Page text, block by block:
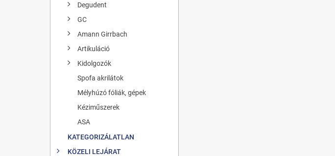
Degudent
GC
Amann Girrbach
Artikuláció
Kidolgozók
Spofa akrilátok
Mélyhúzó fóliák, gépek
Kéziműszerek
ASA
KATEGORIZÁLATLAN
KÖZELI LEJÁRAT